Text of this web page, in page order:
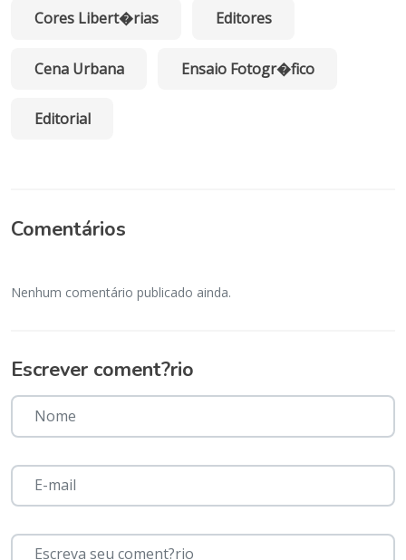
Cores Libert�rias Editores
Cena Urbana Ensaio Fotogr�fico
Editorial
Comentários
Nenhum comentário publicado ainda.
Escrever coment?rio